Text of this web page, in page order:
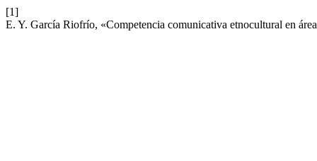
[1]
E. Y. García Riofrío, «Competencia comunicativa etnocultural en